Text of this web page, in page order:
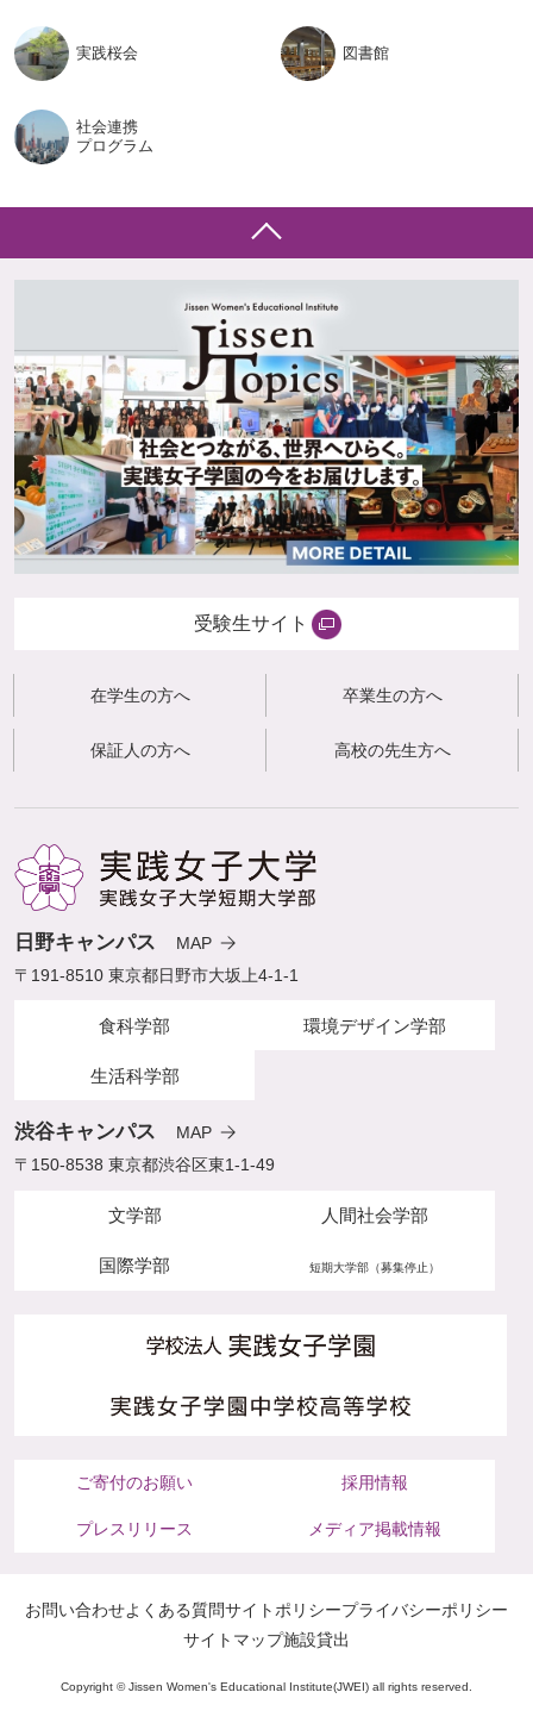
実践桜会 図書館
社会連携
プログラム
受験生サイト
在学生の方へ 卒業生の方へ
保証人の方へ 高校の先生方へ
日野キャンパス
MAP
〒191-8510 東京都日野市大坂上4-1-1
食科学部 環境デザイン学部
生活科学部
渋谷キャンパス
MAP
〒150-8538 東京都渋谷区東1-1-49
文学部 人間社会学部
国際学部 短期大学部（募集停止）
ご寄付のお願い 採用情報
プレスリリース メディア掲載情報
お問い合わせよくある質問サイトポリシープライバシーポリシー
サイトマップ施設貸出
Copyright © Jissen Women's Educational Institute(JWEI) all rights reserved.